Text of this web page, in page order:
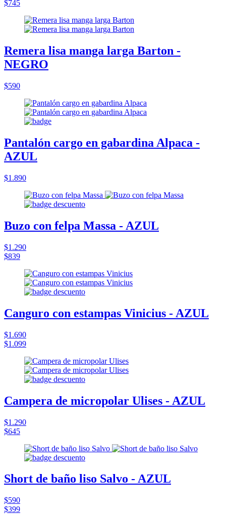
$745
Remera lisa manga larga Barton -
NEGRO
$590
Pantalón cargo en gabardina Alpaca -
AZUL
$1.890
Buzo con felpa Massa - AZUL
$1.290
$839
Canguro con estampas Vinicius - AZUL
$1.690
$1.099
Campera de micropolar Ulises - AZUL
$1.290
$645
Short de baño liso Salvo - AZUL
$590
$399